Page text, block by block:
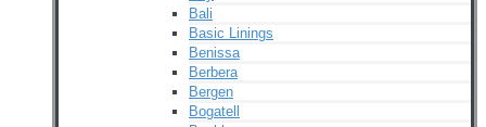
Bali
Basic Linings
Benissa
Berbera
Bergen
Bogatell